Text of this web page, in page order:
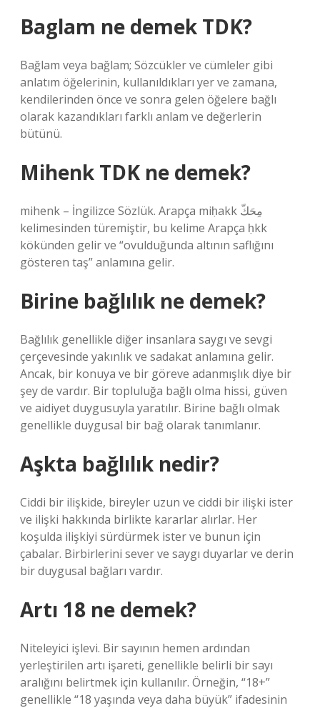
Baglam ne demek TDK?
Bağlam veya bağlam; Sözcükler ve cümleler gibi
anlatım öğelerinin, kullanıldıkları yer ve zamana,
kendilerinden önce ve sonra gelen öğelere bağlı
olarak kazandıkları farklı anlam ve değerlerin
bütünü.
Mihenk TDK ne demek?
mihenk – İngilizce Sözlük. Arapça miḥakk مِحَكّ
kelimesinden türemiştir, bu kelime Arapça ḥkk
kökünden gelir ve “ovulduğunda altının saflığını
gösteren taş” anlamına gelir.
Birine bağlılık ne demek?
Bağlılık genellikle diğer insanlara saygı ve sevgi
çerçevesinde yakınlık ve sadakat anlamına gelir.
Ancak, bir konuya ve bir göreve adanmışlık diye bir
şey de vardır. Bir topluluğa bağlı olma hissi, güven
ve aidiyet duygusuyla yaratılır. Birine bağlı olmak
genellikle duygusal bir bağ olarak tanımlanır.
Aşkta bağlılık nedir?
Ciddi bir ilişkide, bireyler uzun ve ciddi bir ilişki ister
ve ilişki hakkında birlikte kararlar alırlar. Her
koşulda ilişkiyi sürdürmek ister ve bunun için
çabalar. Birbirlerini sever ve saygı duyarlar ve derin
bir duygusal bağları vardır.
Artı 18 ne demek?
Niteleyici işlevi. Bir sayının hemen ardından
yerleştirilen artı işareti, genellikle belirli bir sayı
aralığını belirtmek için kullanılır. Örneğin, “18+”
genellikle “18 yaşında veya daha büyük” ifadesinin